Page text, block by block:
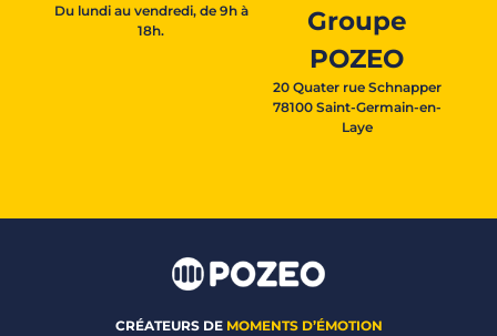
Du lundi au vendredi, de 9h à
18h.
Groupe
POZEO
20 Quater rue Schnapper
78100 Saint-Germain-en-
Laye
CRÉATEURS DE MOMENTS D’ÉMOTION